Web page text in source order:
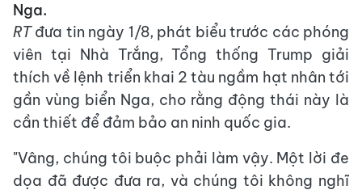
Nga.
RTđưa tin ngày 1/8, phát biểu trước các phóng
viên tại Nhà Trắng, Tổng thống Trump giải
thích về lệnh triển khai 2 tàu ngầm hạt nhân tới
gần vùng biển Nga, cho rằng động thái này là
cần thiết để đảm bảo an ninh quốc gia.
"Vâng, chúng tôi buộc phải làm vậy. Một lời đe
dọa đã được đưa ra, và chúng tôi không nghĩ